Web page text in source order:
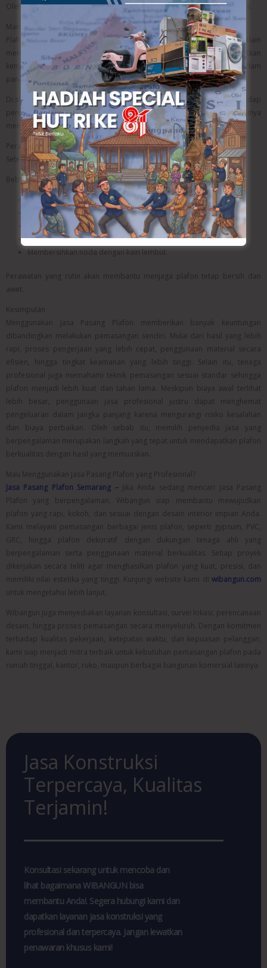
Oleh sebab itu, konsultasi sebelum pekerjaan dimulai sangat disarankan.
Manfaat Plafon yang Dipasang Secara Profesional
Plafon yang dipasang dengan baik memiliki banyak manfaat. Selain
membuat ruangan lebih indah, plafon juga membantu meningkatkan
kenyamanan karena mampu menyembunyikan instalasi kabel, meredam
panas dari atap, serta memperbaiki pencahayaan ruangan.
Di sisi lain, pemasangan yang presisi membuat plafon lebih tahan terhadap
perubahan suhu maupun kelembapan. Oleh karena itu, usia pakainya
menjadi lebih panjang.
Perawatan Setelah Pemasangan Plafon
Setelah plafon selesai dipasang, perawatan tetap diperlukan.
Beberapa langkah sederhana yang dapat dilakukan yaitu:
Membersihkan debu secara berkala.
Memeriksa kebocoran atap.
Menghindari beban berlebih pada plafon.
Mengecek kondisi sambungan plafon.
Membersihkan noda dengan kain lembut.
Perawatan yang rutin akan membantu menjaga plafon tetap bersih dan
awet.
Kesimpulan
Menggunakan Jasa Pasang Plafon memberikan banyak keuntungan
dibandingkan melakukan pemasangan sendiri. Mulai dari hasil yang lebih
rapi, proses pengerjaan yang lebih cepat, penggunaan material secara
efisien, hingga tingkat keamanan yang lebih tinggi. Selain itu, tenaga
profesional juga memahami teknik pemasangan sesuai standar sehingga
plafon menjadi lebih kuat dan tahan lama. Meskipun biaya awal terlihat
lebih besar, penggunaan jasa profesional justru dapat menghemat
pengeluaran dalam jangka panjang karena mengurangi risiko kesalahan
dan biaya perbaikan. Oleh sebab itu, memilih penyedia jasa yang
berpengalaman merupakan langkah yang tepat untuk mendapatkan plafon
berkualitas dengan hasil yang memuaskan.
Mau Menggunakan Jasa Pasang Plafon yang Profesional?
Jasa Pasang Plafon Semarang –
Jika Anda sedang mencari Jasa Pasang
Plafon yang berpengalaman, Wibangun siap membantu mewujudkan
plafon yang rapi, kokoh, dan sesuai dengan desain interior impian Anda.
Kami melayani pemasangan berbagai jenis plafon, seperti gypsum, PVC,
GRC, hingga plafon dekoratif dengan dukungan tenaga ahli yang
berpengalaman serta penggunaan material berkualitas. Setiap proyek
dikerjakan secara teliti agar menghasilkan plafon yang kuat, presisi, dan
memiliki nilai estetika yang tinggi. Kunjungi website kami di wibangun.com
untuk mengetahui lebih lanjut.
Wibangun juga menyediakan layanan konsultasi, survei lokasi, perencanaan
desain, hingga proses pemasangan secara menyeluruh. Dengan komitmen
terhadap kualitas pekerjaan, ketepatan waktu, dan kepuasan pelanggan,
kami siap menjadi mitra terbaik untuk kebutuhan pemasangan plafon pada
rumah tinggal, kantor, ruko, maupun berbagai bangunan komersial lainnya.
Jasa Konstruksi
Terpercaya, Kualitas
Terjamin!
Konsultasi sekarang untuk mencoba dan
lihat bagaimana WIBANGUN bisa
membantu Anda!. Segera hubungi kami dan
dapatkan layanan jasa konstruksi yang
profesional dan terpercaya. Jangan lewatkan
penawaran khusus kami!